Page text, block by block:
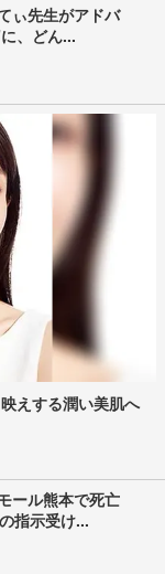
ぃ先生がアドバ
、どん...
えする潤い美肌へ
ール熊本で死亡
指示受け...